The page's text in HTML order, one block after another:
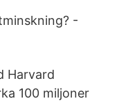
-
Harvard
100 miljoner